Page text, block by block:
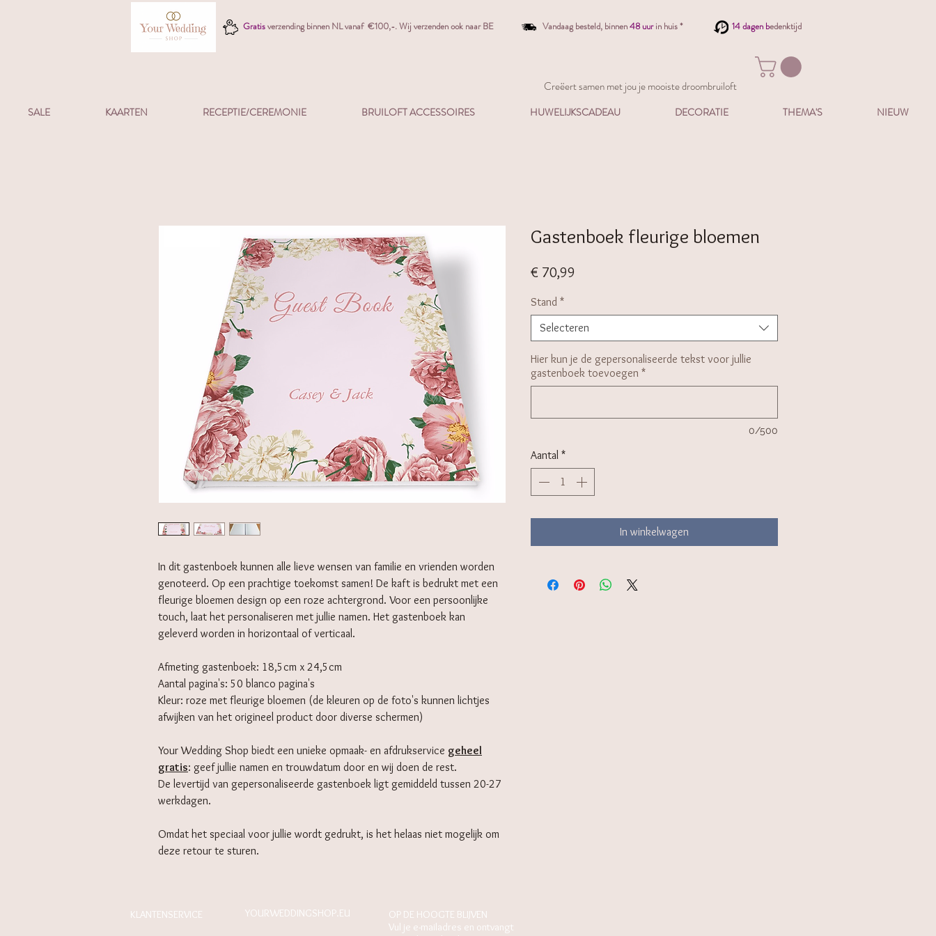
Gratisverzending binnen NL vanaf €100,-. Wij verzenden ook naar BE Vandaag besteld, binnen48 uur in huis * 14 dagen bedenktijd
Creëert samen met jou je mooiste droombruiloft
SALE KAARTEN RECEPTIE/CEREMONIE BRUILOFT ACCESSOIRES HUWELIJKSCADEAU DECORATIE THEMA'S NIEUW
In dit gastenboek kunnen alle lieve wensen van familie en vrienden worden
genoteerd. Op een prachtige toekomst samen! De kaft is bedrukt met een
fleurige bloemen design op een roze achtergrond. Voor een persoonlijke
touch, laat het personaliseren met jullie namen. Het gastenboek kan
geleverd worden in horizontaal of verticaal.
Afmeting gastenboek: 18,5cm x 24,5cm
Aantal pagina's: 50 blanco pagina's
Kleur: roze met fleurige bloemen (de kleuren op de foto's kunnen lichtjes
afwijken van het origineel product door diverse schermen)
Your Wedding Shop biedt een unieke opmaak- en afdrukservice geheel
gratis: geef jullie namen en trouwdatum door en wij doen de rest.
De levertijd van gepersonaliseerde gastenboek ligt gemiddeld tussen 20-27
werkdagen.
Omdat het speciaal voor jullie wordt gedrukt, is het helaas niet mogelijk om
deze retour te sturen.
Gastenboek fleurige bloemen
€ 70,99
Stand *
Selecteren
Hier kun je de gepersonaliseerde tekst voor jullie
gastenboek toevoegen *
0/500
Aantal *
In winkelwagen
KLANTENSERVICE YOURWEDDINGSHOP.EU
OP DE HOOGTE BLIJVEN
Vul je e-mailadres en ontvangt